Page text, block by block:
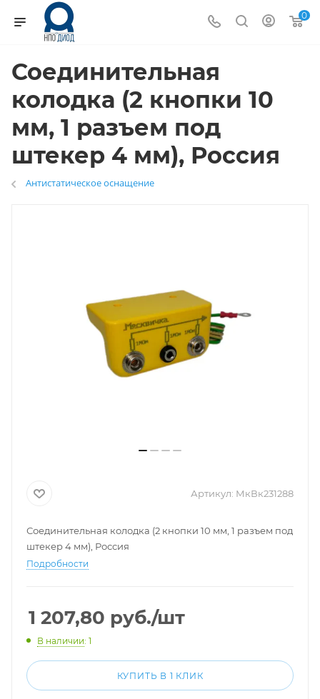
0
Соединительная
колодка (2 кнопки 10
мм, 1 разъем под
штекер 4 мм), Россия
Антистатическое оснащение
Артикул: МкВк231288
Соединительная колодка (2 кнопки 10 мм, 1 разъем под
штекер 4 мм), Россия
Подробности
1 207,80 руб./шт
В наличии: 1
КУПИТЬ В 1 КЛИК